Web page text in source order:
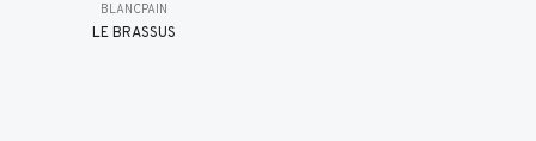
BLANCPAIN
LE BRASSUS